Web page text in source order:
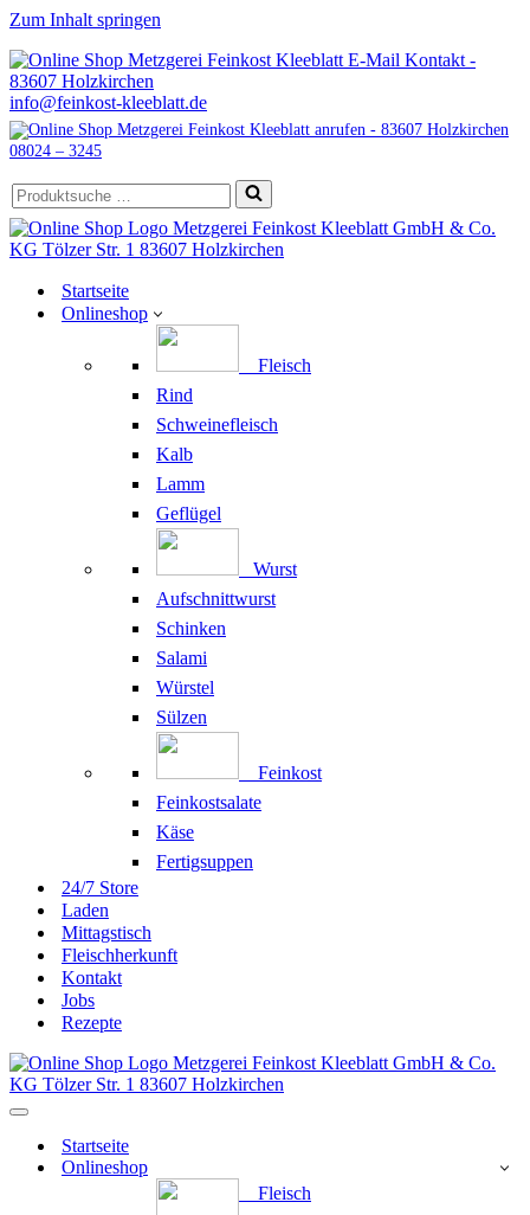
Zum Inhalt springen
info@feinkost-kleeblatt.de
08024 – 3245
Suchen
nach …
Startseite
Onlineshop
Fleisch
Rind
Schweinefleisch
Kalb
Lamm
Geflügel
Wurst
Aufschnittwurst
Schinken
Salami
Würstel
Sülzen
Feinkost
Feinkostsalate
Käse
Fertigsuppen
24/7 Store
Laden
Mittagstisch
Fleischherkunft
Kontakt
Jobs
Rezepte
Navigationsmenü
Startseite
Onlineshop
Fleisch